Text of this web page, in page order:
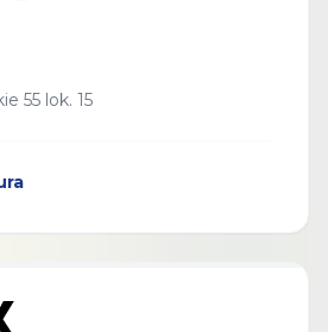
55 lok. 15